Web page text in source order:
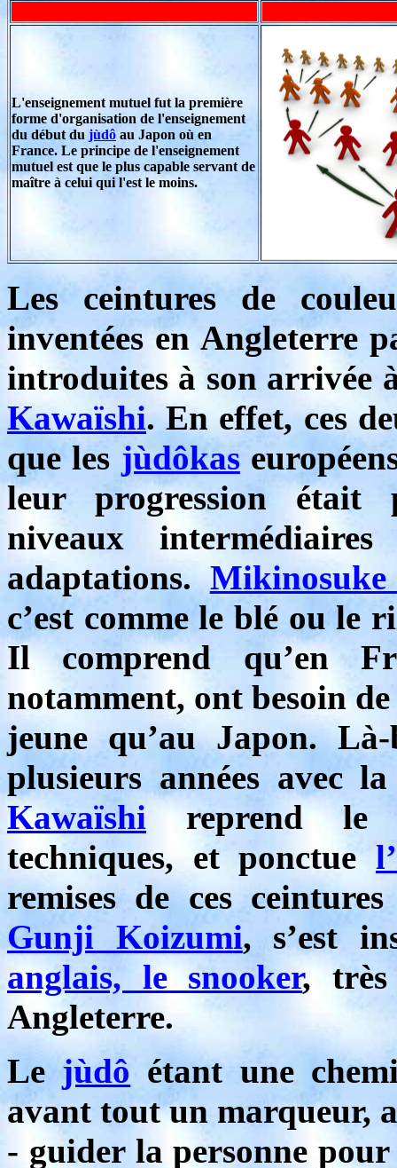
L'enseignement mutuel fut la première
forme d'organisation de l'enseignement
du début du jùdô au Japon où en
France. Le principe de l'enseignement
mutuel est que le plus capable servant de
maître à celui qui l'est le moins.
Les ceintures de
inventées en Angleterre
introduites à son arrivée
Kawaïshi. En effet, ces
que les jùdôkas
leur progression était
niveaux
adaptations.
c’est comme le blé ou le
Il comprend qu’en
notamment, ont besoin
jeune qu’au Japon.
plusieurs années avec
Kawaïshi reprend le
techniques, et ponctue
remises de ces
Gunji Koizumi, s’est
anglais, le snooker, très
Angleterre.
Lejùdô étant une
avant tout un marqueur,
- guider la personne